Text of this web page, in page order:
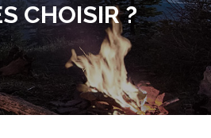
CHOISIR ?